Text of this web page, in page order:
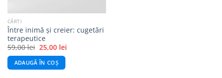
CĂRȚI
Între inimă și creier: cugetări
terapeutice
59,00lei Prețul
inițial
a
fost:
59,00 lei.
25,00 leiPrețul
curent
ADAUGĂ ÎN COȘ